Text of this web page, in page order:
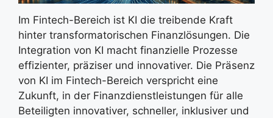
Im Fintech-Bereich ist KI die treibende Kraft
hinter transformatorischen Finanzlösungen. Die
Integration von KI macht finanzielle Prozesse
effizienter, präziser und innovativer. Die Präsenz
von KI im Fintech-Bereich verspricht eine
Zukunft, in der Finanzdienstleistungen für alle
Beteiligten innovativer, schneller, inklusiver und